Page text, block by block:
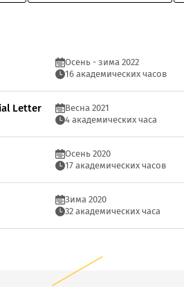
Осень - зима 2022
16 академических часов
Letter
Весна 2021
4 академических часа
Осень 2020
17 академических часов
Зима 2020
32 академических часа